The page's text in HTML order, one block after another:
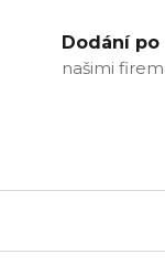
Dodání po
našimi